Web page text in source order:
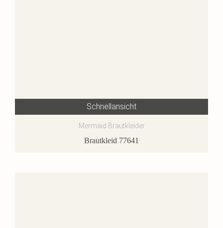
Schnellansicht
Mermaid Brautkleider
Brautkleid 77641